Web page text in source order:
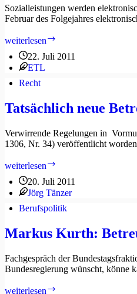
Sozialleistungen werden
Februar des Folgejahres
weiterlesen
geheim
22. Juli 2011
ETL
Recht
Tatsächlich neue
Verwirrende Regelungen in
1306, Nr. 34) veröffentlicht
weiterlesen
Betreuerpflichten
seit
dem
20. Juli 2011
Jörg Tänzer
Berufspolitik
Markus Kurth:
Fachgespräch der
Bundesregierung wünscht, könne
weiterlesen